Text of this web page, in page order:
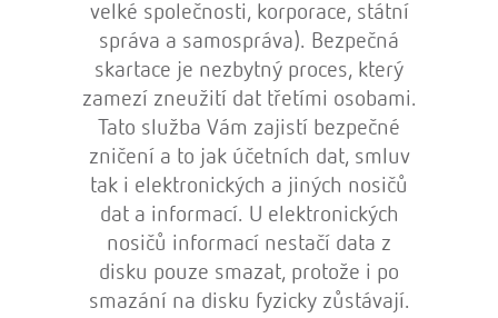
velké společnosti, korporace, státní
správa a samospráva). Bezpečná
skartace je nezbytný proces, který
zamezí zneužití dat třetími osobami.
Tato služba Vám zajistí bezpečné
zničení a to jak účetních dat, smluv
tak i elektronických a jiných nosičů
dat a informací. U elektronických
nosičů informací nestačí data z
disku pouze smazat, protože i po
smazání na disku fyzicky zůstávají.